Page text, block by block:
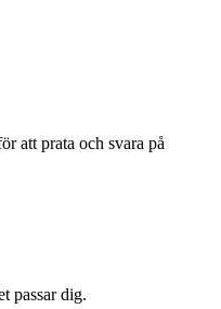
att prata och svara på
passar dig.